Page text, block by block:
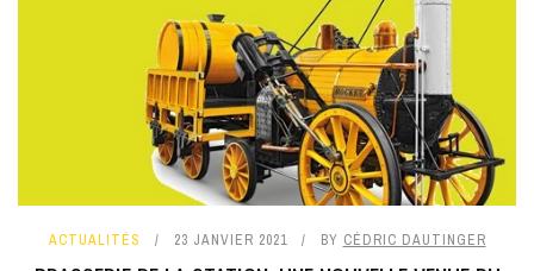
ACTUALITÉS 23 JANVIER 2021 BY CÉDRIC DAUTINGER